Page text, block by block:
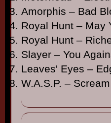
Amorphis – Bad
Royal Hunt – May
Royal Hunt –
Slayer – You
Leaves' Eyes –
W.A.S.P. – Scream